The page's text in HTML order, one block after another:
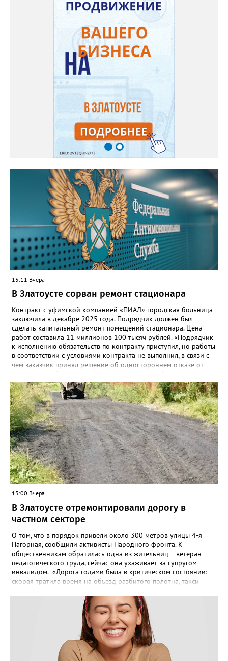
«Госуслуги Моя школа», не просто сохранятся, они будут
собраны в одном месте, подчеркнули в ведомстве. Причём в
этом случае переход на ТОР станет вообще незаметным.
15:11 Вчера
В Златоусте сорван ремонт стационара
Контракт с уфимской компанией «ПИАЛ» городская больница
заключила в декабре 2025 года. Подрядчик должен был
сделать капитальный ремонт помещений стационара. Цена
работ составила 11 миллионов 100 тысяч рублей. «Подрядчик
к исполнению обязательств по контракту приступил, но работы
в соответствии с условиями контракта не выполнил, в связи с
чем заказчик принял решение об одностороннем отказе от
Челябинском УФАС. Антимонопольная служба приняла
решение включить ООО «ПИАЛ» в реестр недобросовестных
поставщиков. В чёрном списке уфимский подрядчик будет два
года.
13:00 Вчера
В Златоусте отремонтировали дорогу в
частном секторе
О том, что в порядок привели около 300 метров улицы 4-я
Нагорная, сообщили активисты Народного фронта. К
общественникам обратилась одна из жительниц – ветеран
педагогического труда, сейчас она ухаживает за супругом-
инвалидом. «Дорога годами была в критическом состоянии:
скорая тратила время на объезд разбитого полотна, такси
однажды реанимация не смогла добраться до больного.
Жители писали в администрацию города и другие инстанции,
пытались ремонтировать дорогу своими силами – всё тщетно»,
– рассказали в ОНФ. Общественники подчеркнули: именно
они добились, чтобы участок разровняли и отсыпали. Для
этого потребовалось обратиться в мэрию Златоуста.